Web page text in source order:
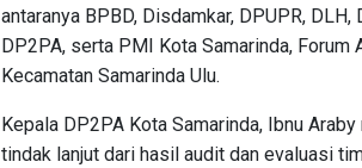
antaranya BPBD, Disdamkar, DPUPR,
DP2PA, serta PMI Kota Samarinda, Forum
Kecamatan Samarinda Ulu.
Kepala DP2PA Kota Samarinda, Ibnu
tindak lanjut dari hasil audit dan evaluasi